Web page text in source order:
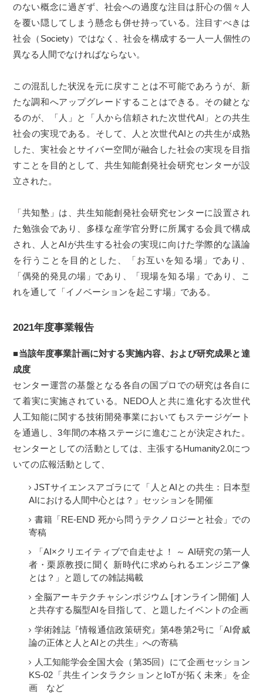
のない概念に過ぎず、社会への過度な注目は肝心の個々人
を覆い隠してしまう懸念も併せ持っている。注目すべきは
社会（Society）ではなく、社会を構成する一人一人個性の
異なる人間でなければならない。
この混乱した状況を元に戻すことは不可能であろうが、新
たな調和へアップグレードすることはできる。その鍵とな
るのが、「人」と「人から信頼された次世代AI」との共生
社会の実現である。そして、人と次世代AIとの共生が成熟
した、実社会とサイバー空間が融合した社会の実現を目指
すことを目的として、共生知能創発社会研究センターが設
立された。
「共知塾」は、共生知能創発社会研究センターに設置され
た勉強会であり、多様な産学官分野に所属する会員で構成
され、人とAIが共生する社会の実現に向けた学際的な議論
を行うことを目的とした、「お互いを知る場」であり、
「偶発的発見の場」であり、「現場を知る場」であり、こ
れを通して「イノベーションを起こす場」である。
2021年度事業報告
■当該年度事業計画に対する実施内容、および研究成果と達
成度
センター運営の基盤となる各自の国プロでの研究は各自に
て着実に実施されている。NEDO人と共に進化する次世代
人工知能に関する技術開発事業においてもステージゲート
を通過し、3年間の本格ステージに進むことが決定された。
センターとしての活動としては、主張するHumanity2.0につ
いての広報活動として、
JSTサイエンスアゴラにて「人とAIとの共生：日本型
AIにおける人間中心とは？」セッションを開催
書籍「RE-END 死から問うテクノロジーと社会」での
寄稿
「AI×クリエイティブで自走せよ！ ～ AI研究の第一人
者・栗原教授に聞く 新時代に求められるエンジニア像
とは？」と題しての雑誌掲載
全脳アーキテクチャシンポジウム [オンライン開催] 人
と共存する脳型AIを目指して、と題したイベントの企画
学術雑誌『情報通信政策研究』第4巻第2号に「AI脅威
論の正体と人とAIとの共生」への寄稿
人工知能学会全国大会（第35回）にて企画セッション
KS-02「共生インタラクションとIoTが拓く未来」を企
画 など